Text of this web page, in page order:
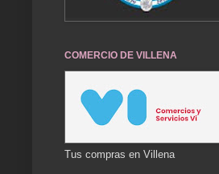
COMERCIO DE VILLENA
Tus compras en Villena